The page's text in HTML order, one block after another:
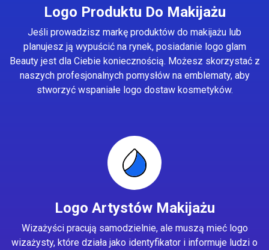
Logo Produktu Do Makijażu
Jeśli prowadzisz markę produktów do makijażu lub
planujesz ją wypuścić na rynek, posiadanie logo glam
Beauty jest dla Ciebie koniecznością. Możesz skorzystać z
naszych profesjonalnych pomysłów na emblematy, aby
stworzyć wspaniałe logo dostaw kosmetyków.
Logo Artystów Makijażu
Wizażyści pracują samodzielnie, ale muszą mieć logo
wizażysty, które działa jako identyfikator i informuje ludzi o